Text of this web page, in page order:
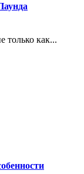
только как...